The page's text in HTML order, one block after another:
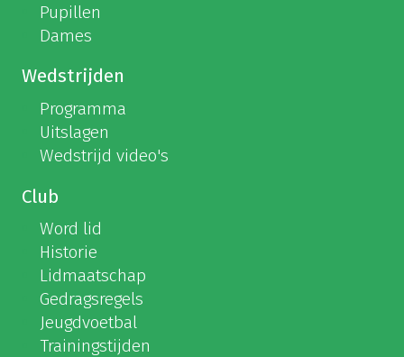
Pupillen
Dames
Wedstrijden
Programma
Uitslagen
Wedstrijd video's
Club
Word lid
Historie
Lidmaatschap
Gedragsregels
Jeugdvoetbal
Trainingstijden